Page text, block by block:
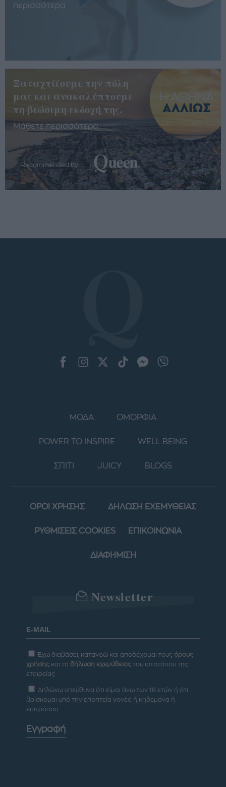
περισσότερα
Ξαναχτίζουμε την πόλη
μας και ανακαλύπτουμε
τη βιώσιμη εκδοχή της.
Μάθετε περισσότερα
Recommended by
ΜΟΔΑ ΟΜΟΡΦΙΑ
POWER TO INSPIRE WELL BEING
ΣΠΙΤΙ JUICY BLOGS
ΟΡΟΙ ΧΡΗΣΗΣ ΔΗΛΩΣΗ ΕΧΕΜΥΘΕΙΑΣ
ΡΥΘΜΙΣΕΙΣ COOKIES ΕΠΙΚΟΙΝΩΝΙΑ
ΔΙΑΦΗΜΙΣΗ
Newsletter
Έχω διαβάσει, κατανοώ και αποδέχομαι τους όρους
χρήσης και τη δήλωση εχεμύθειας του ιστοτόπου της
εταιρείας
Δηλώνω υπεύθυνα ότι είμαι άνω των 18 ετών ή ότι
βρίσκομαι υπό την εποπτεία γονέα ή κηδεμόνα ή
επιτρόπου
Εγγραφή